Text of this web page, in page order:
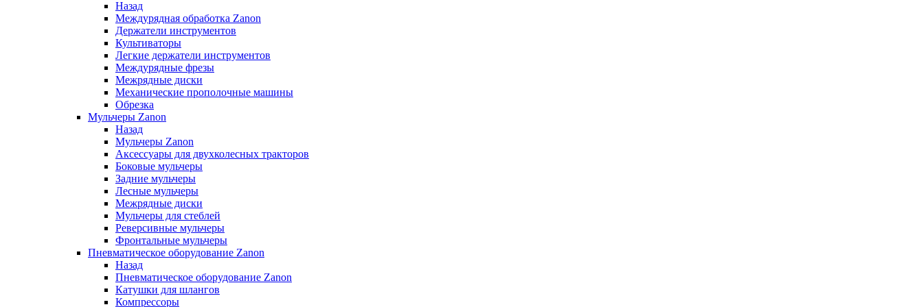
Назад
Междурядная обработка Zanon
Держатели инструментов
Культиваторы
Легкие держатели инструментов
Междурядные фрезы
Межрядные диски
Механические прополочные машины
Обрезка
Мульчеры Zanon
Назад
Мульчеры Zanon
Аксессуары для двухколесных тракторов
Боковые мульчеры
Задние мульчеры
Лесные мульчеры
Межрядные диски
Мульчеры для стеблей
Реверсивные мульчеры
Фронтальные мульчеры
Пневматическое оборудование Zanon
Назад
Пневматическое оборудование Zanon
Катушки для шлангов
Компрессоры